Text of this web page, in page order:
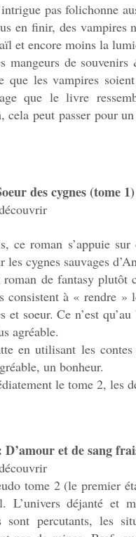
pas folichonne
en finir, des vampires
et encore moins la
mangeurs de souvenirs
que les vampires
que le livre
cela peut passer pour
des cygnes (tome 1)
ce roman s’appuie
cygnes sauvages
de fantasy plutôt
consistent à « rendre »
et soeur. Ce n’est
agréable.
en utilisant les
un bonheur.
le tome 2, les
et de sang
tome 2 (le premier
déjanté et
percutants, les